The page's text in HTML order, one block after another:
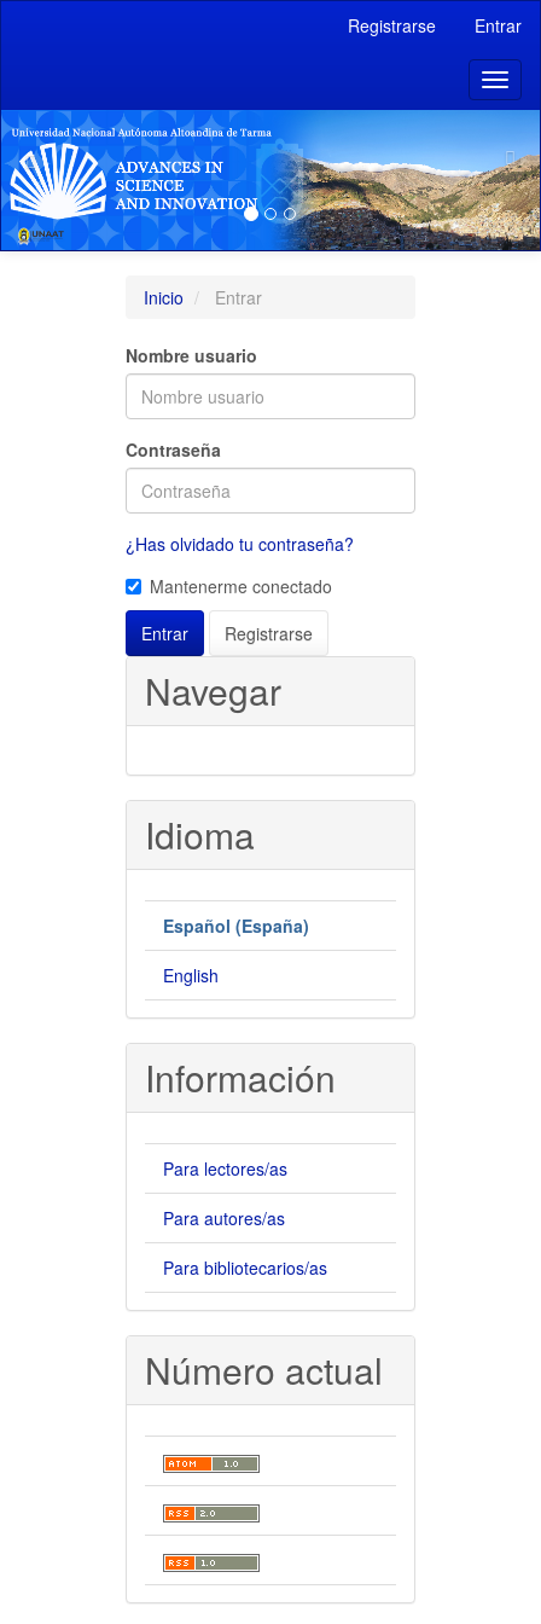
Barra
lateral
Registrarse Entrar
Inicio Entrar
Nombre usuario
Contraseña
¿Has olvidado tu contraseña?
Mantenerme conectado
Entrar
Registrarse
Navegar
Idioma
Español (España)
English
Información
Para lectores/as
Para autores/as
Para bibliotecarios/as
Número actual